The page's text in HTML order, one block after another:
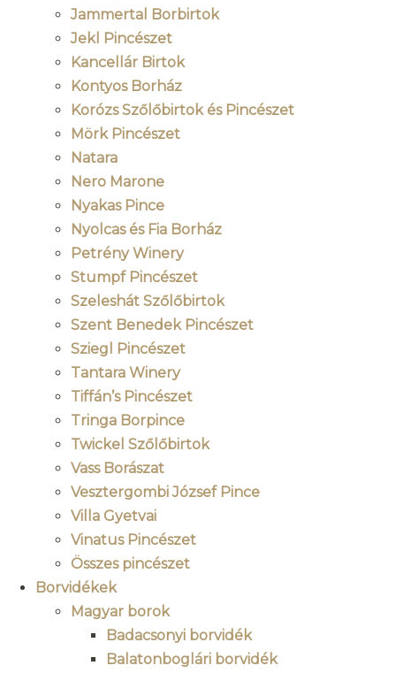
Jammertal Borbirtok
Jekl Pincészet
Kancellár Birtok
Kontyos Borház
Korózs Szőlőbirtok és Pincészet
Mörk Pincészet
Natara
Nero Marone
Nyakas Pince
Nyolcas és Fia Borház
Petrény Winery
Stumpf Pincészet
Szeleshát Szőlőbirtok
Szent Benedek Pincészet
Sziegl Pincészet
Tantara Winery
Tiffán’s Pincészet
Tringa Borpince
Twickel Szőlőbirtok
Vass Borászat
Vesztergombi József Pince
Villa Gyetvai
Vinatus Pincészet
Összes pincészet
Borvidékek
Magyar borok
Badacsonyi borvidék
Balatonboglári borvidék